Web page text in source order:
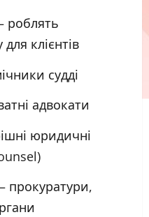
роблять
клієнтів
судді
адвокати
юридичні
прокуратури,